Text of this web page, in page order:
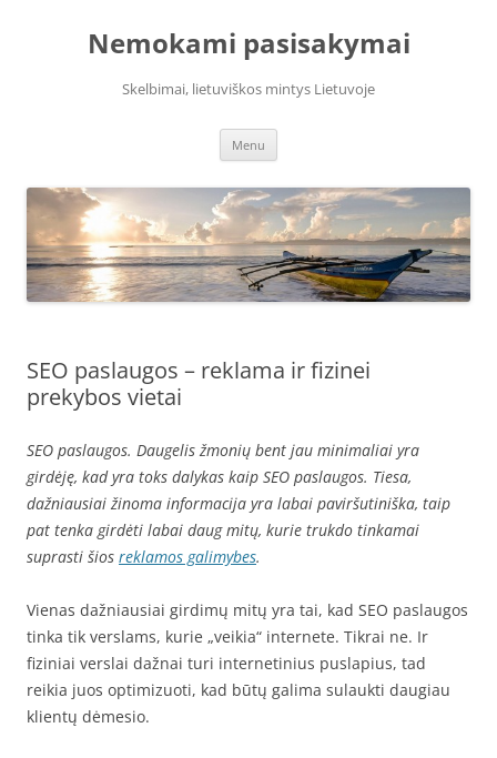
Nemokami pasisakymai
Skelbimai, lietuviškos mintys Lietuvoje
Menu
SEO paslaugos – reklama ir fizinei
prekybos vietai
SEO paslaugos. Daugelis žmonių bent jau minimaliai yra
girdėję, kad yra toks dalykas kaip SEO paslaugos. Tiesa,
dažniausiai žinoma informacija yra labai paviršutiniška, taip
pat tenka girdėti labai daug mitų, kurie trukdo tinkamai
suprasti šios reklamos galimybes.
Vienas dažniausiai girdimų mitų yra tai, kad SEO paslaugos
tinka tik verslams, kurie „veikia“ internete. Tikrai ne. Ir
fiziniai verslai dažnai turi internetinius puslapius, tad
reikia juos optimizuoti, kad būtų galima sulaukti daugiau
klientų dėmesio.